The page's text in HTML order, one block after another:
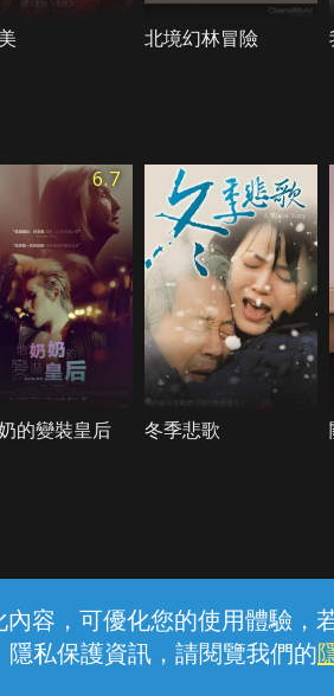
容，可優化您的使用體驗
隱私保護資訊，請閱覽我們的
北境幻林冒險
6.7
的變裝皇后 冬季悲歌
線上客服
中華電信股份有限公司個人家庭分